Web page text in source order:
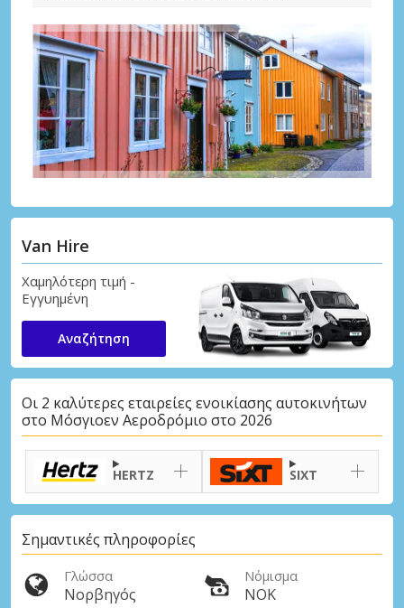
Van Hire
Χαμηλότερη τιμή -
Εγγυημένη
Αναζήτηση
Οι 2 καλύτερες εταιρείες ενοικίασης αυτοκινήτων
στο Μόσγιοεν Αεροδρόμιο στο 2026
HERTZ SIXT
Σημαντικές πληροφορίες
Γλώσσα
Νορβηγός
Νόμισμα
NOK